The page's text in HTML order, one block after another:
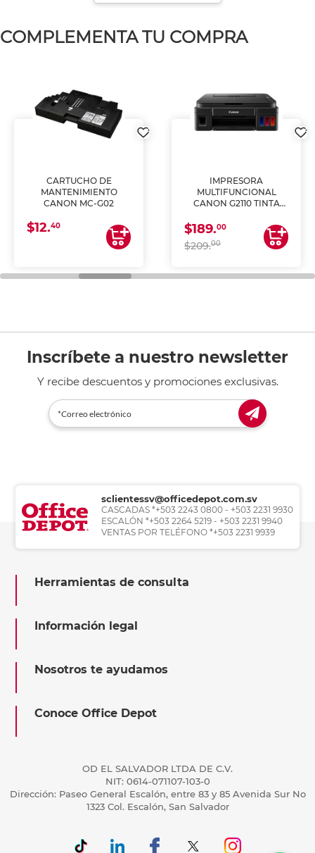
COMPLEMENTA TU COMPRA
CARTUCHO DE
MANTENIMIENTO
CANON MC-G02
$12.40
IMPRESORA
MULTIFUNCIONAL
CANON G2110 TINTA
$189.00
$209.00
Inscríbete a nuestro newsletter
Y recibe descuentos y promociones exclusivas.
sclientessv@officedepot.com.sv
CASCADAS *+503 2243 0800 - +503 2231 9930
ESCALÓN *+503 2264 5219 - +503 2231 9940
VENTAS POR TELÉFONO *+503 2231 9939
Herramientas de consulta
Información legal
Nosotros te ayudamos
Conoce Office Depot
OD EL SALVADOR LTDA DE C.V.
NIT: 0614-071107-103-0
Dirección: Paseo General Escalón, entre 83 y 85 Avenida Sur No
1323 Col. Escalón, San Salvador